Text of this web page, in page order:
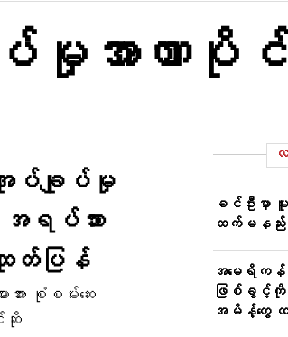
ပ်မှုအာဏာပို
အုပ်ချုပ်မှု
ရပ်သား
တ်ပြန်
ား စုံစမ်းဆေး
ဆို
ခင်ဦးမှာ မူ
ထက်မနည်း ရွှ
အမေရိကန်မှ
ဖြစ်ခွင့်
အမိန့်တွေ